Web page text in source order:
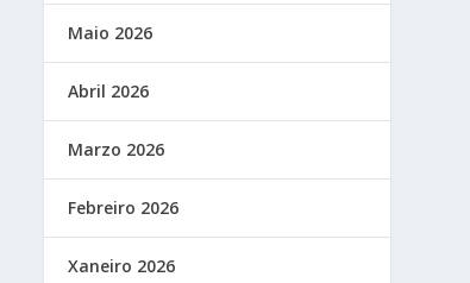
Maio 2026
Abril 2026
Marzo 2026
Febreiro 2026
Xaneiro 2026